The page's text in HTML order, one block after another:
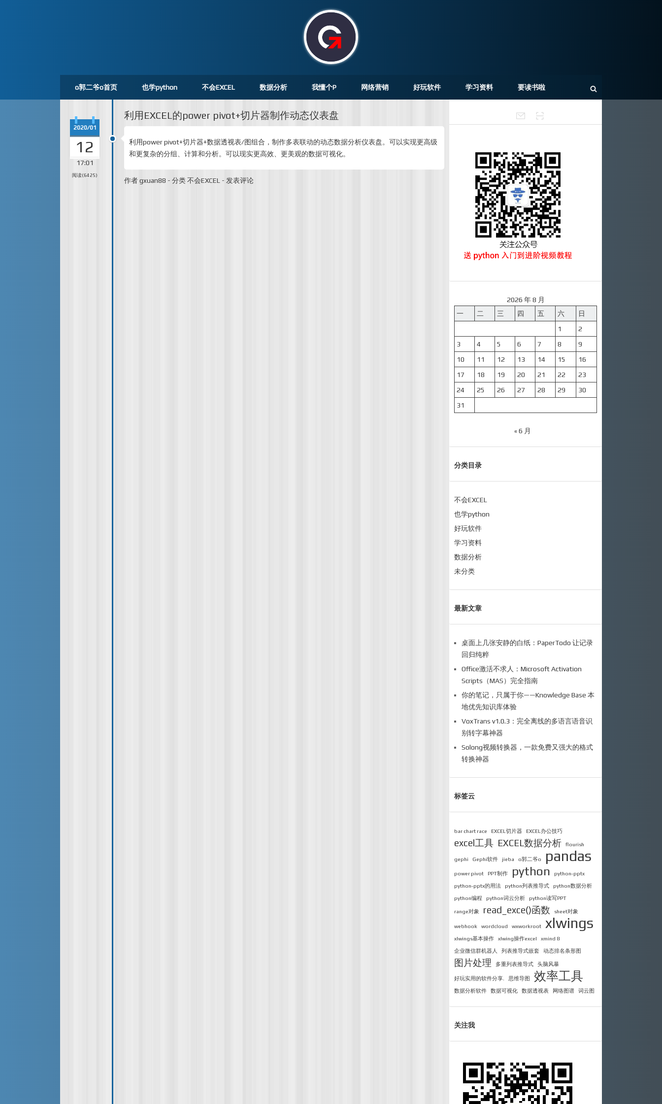
o郭二爷o首页 也学python 不会EXCEL 数据分析 我懂个P 网络营销 好玩软件 学习资料 要读书啦
利用EXCEL的power pivot+切片器制作动态仪表盘
2020/01
12
17:01
阅读(6425)
利用power pivot+切片器+数据透视表/图组合，制作多表联动的动态数据分析仪表盘。可以实现更高级
和更复杂的分组、计算和分析。可以现实更高效、更美观的数据可视化。
作者gxuan88 - 分类不会EXCEL - 发表评论
2026 年 8 月
一
二 三 四 五 六
日
1
2
3
4 5 6 7 8
9
10
11 12 13 14 15
16
17
18 19 20 21 22
23
24
25 26 27 28 29
30
31
« 6 月
分类目录
不会EXCEL
也学python
好玩软件
学习资料
数据分析
未分类
最新文章
桌面上几张安静的白纸：PaperTodo 让记录
回归纯粹
Office激活不求人：Microsoft Activation
Scripts（MAS）完全指南
你的笔记，只属于你——Knowledge Base 本
地优先知识库体验
VoxTrans v1.0.3：完全离线的多语言语音识
别转字幕神器
Solong视频转换器，一款免费又强大的格式
转换神器
标签云
bar chart race EXCEL切片器 EXCEL办公技巧
excel工具 EXCEL数据分析 flourish
gephi Gephi软件 jieba o郭二爷o pandas
power pivot PPT制作 python python-pptx
python-pptx的用法 python列表推导式 python数据分析
python编程 python词云分析 python读写PPT
range对象 read_exce()函数 sheet对象
webhook wordcloud wxworkroot xlwings
xlwings基本操作 xlwing操作excel xmind 8
企业微信群机器人 列表推导式嵌套 动态排名条形图
图片处理 多重列表推导式 头脑风暴
好玩实用的软件分享. 思维导图 效率工具
数据分析软件 数据可视化 数据透视表 网络图谱 词云图
关注我